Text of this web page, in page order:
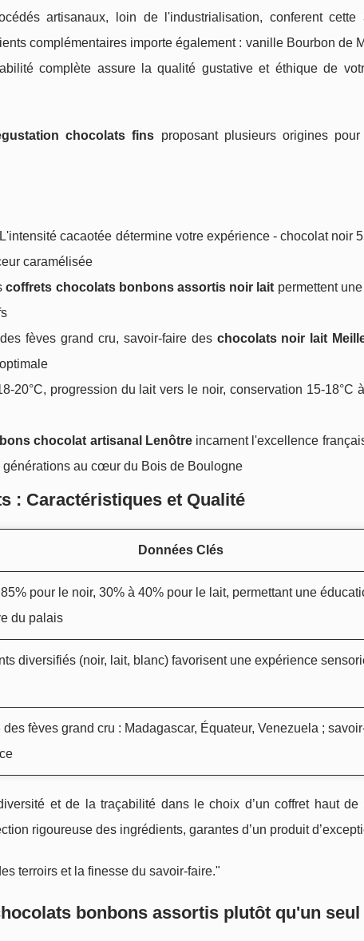
artisanaux, loin de l'industrialisation, conferent cette
complémentaires importe également : vanille Bourbon de
complète assure la qualité gustative et éthique de
chocolats fins proposant plusieurs origines
cacaotée détermine votre expérience - chocolat noir
caramélisée
coffrets chocolats bonbons assortis noir lait permettent
fèves grand cru, savoir-faire des chocolats noir lait
20°C, progression du lait vers le noir, conservation 15-18°C
chocolat artisanal Lenôtreincarnent l'excellence
au cœur du Bois de Boulogne
: Caractéristiques et Qualité
Données Clés
pour le noir, 30% à 40% pour le lait, permettant une
du palais
diversifiés (noir, lait, blanc) favorisent une expérience
fèves grand cru : Madagascar, Équateur, Venezuela ;
et de la traçabilité dans le choix d’un coffret haut de
rigoureuse des ingrédients, garantes d’un produit
terroirs et la finesse du savoir-faire."
bonbons assortis plutôt qu'un seul